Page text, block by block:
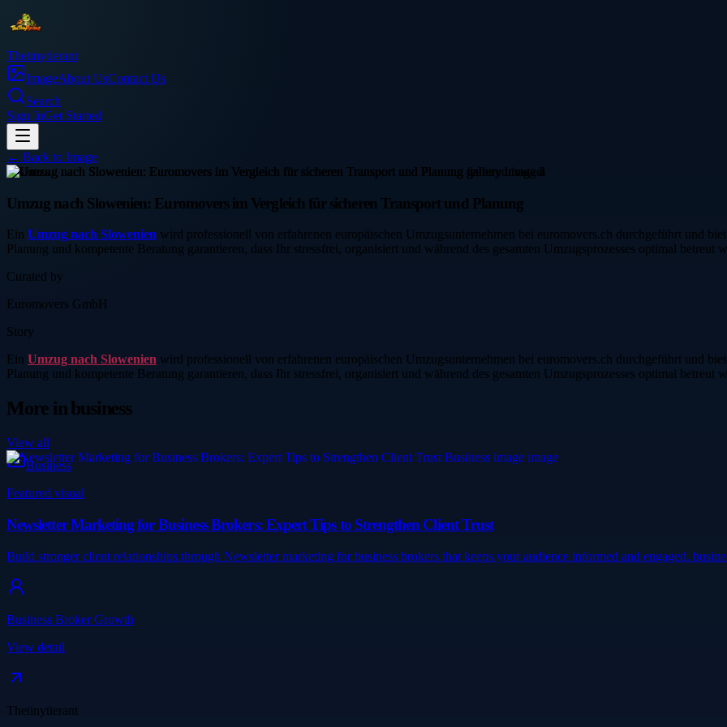
Thetinytierant
ImageAbout UsContact Us
Search
Sign InGet Started
← Back to Image
business
Umzug nach Slowenien: Euromovers im Vergleich für sicheren Transport und Planung
Ein Umzug nach Slowenien wird professionell von erfahrenen europäischen Umzugsunternehmen bei euromovers.ch durchgeführt und
Planung und kompetente Beratung garantieren, dass Ihr stressfrei, organisiert und während des gesamten Umzugsprozesses optimal betreut
Curated by
Euromovers GmbH
Story
Ein Umzug nach Slowenien wird professionell von erfahrenen europäischen Umzugsunternehmen bei euromovers.ch durchgeführt und
Planung und kompetente Beratung garantieren, dass Ihr stressfrei, organisiert und während des gesamten Umzugsprozesses optimal betreut
More inbusiness
View all
Business
Featured visual
Newsletter Marketing for Business Brokers: Expert Tips to Strengthen Client Trust
Build stronger client relationships through Newsletter marketing for business brokers that keeps your audience informed and engaged.
Business Broker Growth
View detail
Thetinytierant